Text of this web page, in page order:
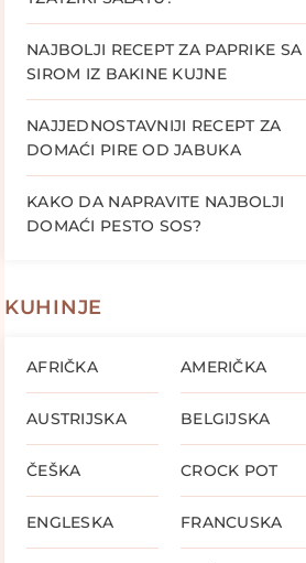
NAJBOLJI RECEPT ZA PAPRIKE SA
SIROM IZ BAKINE KUJNE
NAJJEDNOSTAVNIJI RECEPT ZA
DOMAĆI PIRE OD JABUKA
KAKO DA NAPRAVITE NAJBOLJI
DOMAĆI PESTO SOS?
KUHINJE
AFRIČKA AMERIČKA
AUSTRIJSKA BELGIJSKA
ČEŠKA CROCK POT
ENGLESKA FRANCUSKA